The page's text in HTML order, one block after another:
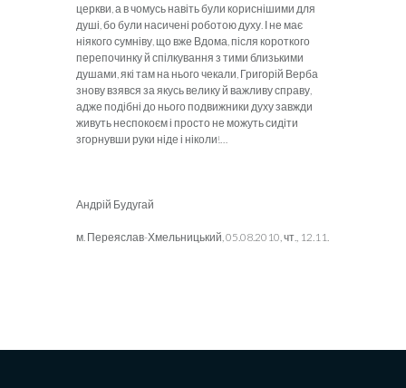
церкви, а в чомусь навіть були кориснішими для
душі, бо були насичені роботою духу. І не має
ніякого сумніву, що вже Вдома, після короткого
перепочинку й спілкування з тими близькими
душами, які там на нього чекали, Григорій Верба
знову взявся за якусь велику й важливу справу,
адже подібні до нього подвижники духу завжди
живуть неспокоєм і просто не можуть сидіти
згорнувши руки ніде і ніколи!…
Андрій Будугай
м. Переяслав-Хмельницький, 05.08.2010, чт., 12.11.